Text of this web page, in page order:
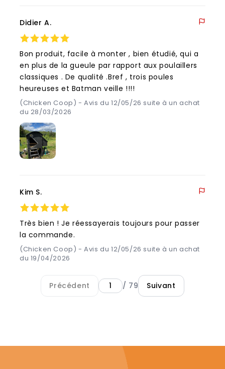
Didier A.
Bon produit, facile à monter , bien étudié, qui a
en plus de la gueule par rapport aux poulaillers
classiques . De qualité .Bref , trois poules
heureuses et Batman veille !!!!
(Chicken Coop) - Avis du 12/05/26 suite à un achat
du 28/03/2026
Kim S.
Très bien ! Je réessayerais toujours pour passer
la commande.
(Chicken Coop) - Avis du 12/05/26 suite à un achat
du 19/04/2026
Précédent / 79 Suivant